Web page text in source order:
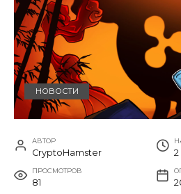
НОВОСТИ
АВТОР
CryptoHamster 2
ПРОСМОТРОВ
81